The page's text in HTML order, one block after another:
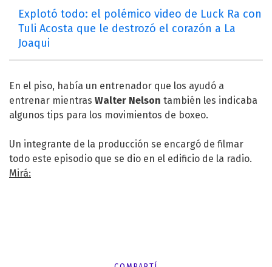
Explotó todo: el polémico video de Luck Ra con
Tuli Acosta que le destrozó el corazón a La
Joaqui
En el piso, había un entrenador que los ayudó a
entrenar mientras Walter Nelson también les indicaba
algunos tips para los movimientos de boxeo.
Un integrante de la producción se encargó de filmar
todo este episodio que se dio en el edificio de la radio.
Mirá: